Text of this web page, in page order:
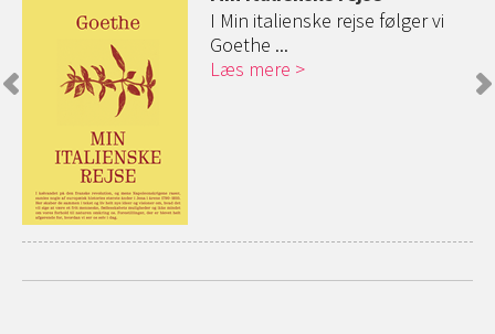
I Min italienske rejse følger vi
Goethe ...
Læs mere